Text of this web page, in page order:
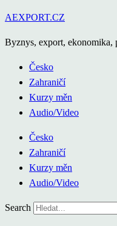
Přejít
obsahu
AEXPORT.CZ
Byznys, export, ekonomika,
Česko
Zahraničí
Kurzy měn
Audio/Video
Česko
Zahraničí
Kurzy měn
Audio/Video
Search